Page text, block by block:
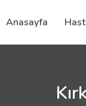
Anasayfa